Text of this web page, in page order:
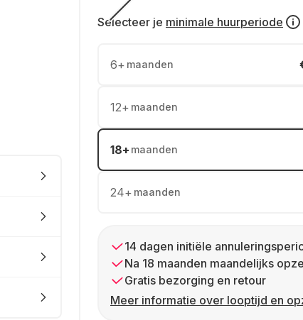
Selecteer je minimale huurperiode
6+ maanden
12+ maanden
18+ maanden
24+ maanden
14 dagen initiële
Na 18 maanden maandelijks
Gratis bezorging en retour
Meer informatie over looptijd en